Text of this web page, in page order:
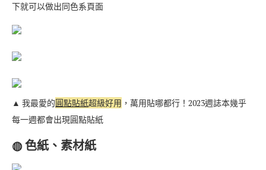
下就可以做出同色系頁面
▲ 我最愛的圓點貼紙超級好用 ，萬用貼哪都行！2023週誌本幾乎
每一週都會出現圓點貼紙
◍ 色紙、素材紙